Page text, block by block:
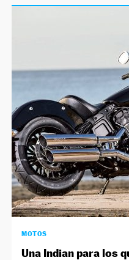
MOTOS
Una Indian para los